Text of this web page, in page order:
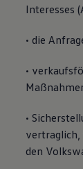
Interesses
• die
•
•
vertraglich,
den